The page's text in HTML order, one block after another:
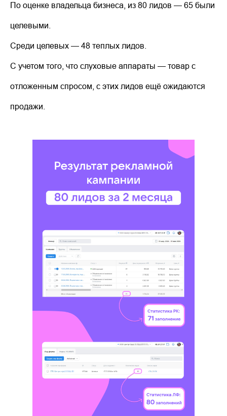
По оценке владельца бизнеса, из 80 лидов — 65 были
целевыми.
Среди целевых — 48 теплых лидов.
С учетом того, что слуховые аппараты — товар с
отложенным спросом, с этих лидов ещё ожидаются
продажи.